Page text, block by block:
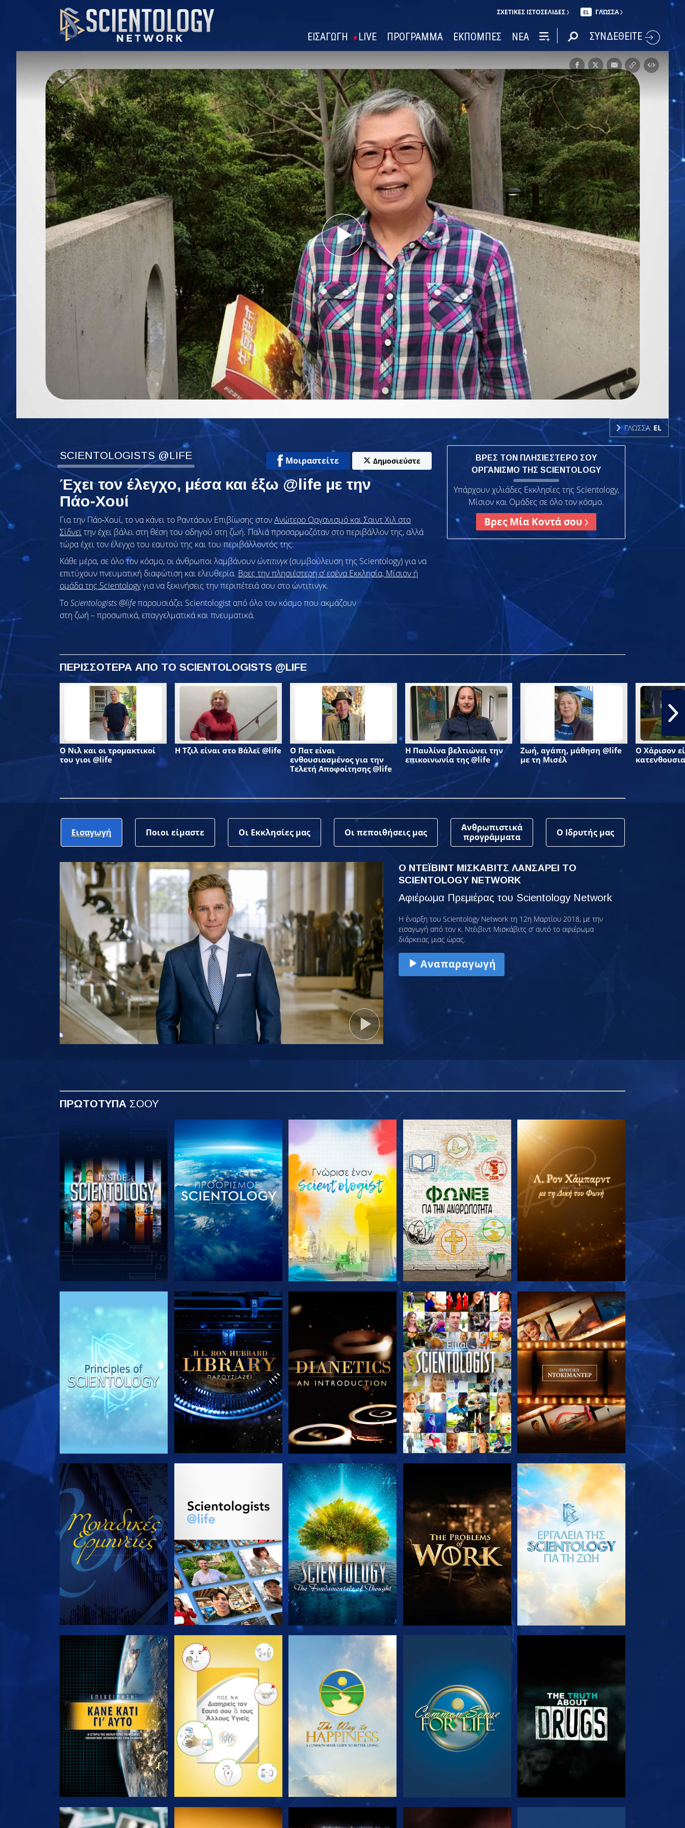
ΣΧΕΤΙΚΈΣ ΙΣΤΟΣΕΛΊΔΕΣ EL ΓΛΩΣΣΑ
ΕΙΣΑΓΩΓΗ LIVE ΠΡΟΓΡΑΜΜΑ ΕΚΠΟΜΠΕΣ ΝΕΑ ΣΥΝΔΕΘΕΙΤΕ
Play
Video
ΓΛΩΣΣΑ: EL
SCIENTOLOGISTS @LIFE Μοιραστείτε Δημοσιεύστε
Έχει τον έλεγχο, μέσα και έξω @life με την
Πάο‑Χουί
Για την Πάο‑Χουί, το να κάνει το Ραντάουν Επιβίωσης στονΑνώτερο Οργανισμό και Σαιντ Χιλ στο
Σίδνεϊτην έχει βάλει στη θέση του οδηγού στη ζωή. Παλιά προσαρμοζόταν στο περιβάλλον της, αλλά
τώρα έχει τον έλεγχο του εαυτού της και του περιβάλλοντός της.
Κάθε μέρα, σε όλο τον κόσμο, οι άνθρωποι λαμβάνουνώντιτινγκ(συμβούλευση της Scientology) για να
επιτύχουν πνευματική διαφώτιση και ελευθερία. Βρες την πλησιέστερη σ’ εσένα Εκκλησία, Μίσιον ή
ομάδα της Scientologyγια να ξεκινήσεις την περιπέτειά σου στο ώντιτινγκ.
ΤοScientologists @lifeπαρουσιάζει Scientologist από όλο τον κόσμο που ακμάζουν
στη ζωή – προσωπικά,επαγγελματικά και πνευματικά.
ΒΡΕΣ ΤΟΝ ΠΛΗΣΙΕΣΤΕΡΟ ΣΟΥ
ΟΡΓΑΝΙΣΜΟ ΤΗΣ SCIENTOLOGY
Υπάρχουν χιλιάδες Εκκλησίες της Scientology,
Μίσιον και Ομάδες σε όλο τον κόσμο.
Βρες Μία Κοντά σου
ΠΕΡΙΣΣΟΤΕΡΑ ΑΠΟ ΤΟ SCIENTOLOGISTS @LIFE
Ο Νιλ και οι τρομακτικοί
του γιοι @life
Η Τζιλ είναι στο Βάλεϊ @life
Ο Πατ είναι
ενθουσιασμένος για την
Τελετή Αποφοίτησης @life
Η Παυλίνα βελτιώνει την
επικοινωνία της @life
Ζωή, αγάπη, μάθηση @life
με τη Μισέλ
Ο Χάρισον
Εισαγωγή Ποιοι είμαστε Οι Εκκλησίες μας Οι πεποιθήσεις μας
Ανθρωπιστικά
προγράμματα
Ο Ιδρυτής μας
Ο ΝΤΕΪΒΙΝΤ ΜΙΣΚΑΒΙΤΣ ΛΑΝΣΑΡΕΙ ΤΟ
SCIENTOLOGY NETWORK
Αφιέρωμα Πρεμιέρας του Scientology Network
Η έναρξη του Scientology Network τη 12η Μαρτίου 2018, με την
εισαγωγή από τον κ. Ντέιβιντ Μισκάβιτς σ’ αυτό το αφιέρωμα
διάρκειας μιας ώρας.
Αναπαραγωγή
ΠΡΩΤΟΤΥΠΑ ΣΟΟΥ
ΕΞΕΡΕΥΝΗΣΤΕ ΤΗ ΣΕΙΡΑ ΕΞΕΡΕΥΝΗΣΤΕ ΤΗ ΣΕΙΡΑ ΕΞΕΡΕΥΝΗΣΤΕ ΤΗ ΣΕΙΡΑ ΕΞΕΡΕΥΝΗΣΤΕ ΤΗ ΣΕΙΡΑ ΕΞΕΡΕΥΝΗΣΤΕ ΤΗ ΣΕΙΡΑ
ΠΑΡΑΚΟΛΟΥΘΗΣΤΕ ΠΑΡΑΚΟΛΟΥΘΗΣΤΕ ΕΞΕΡΕΥΝΗΣΤΕ ΤΗ ΣΕΙΡΑ ΕΞΕΡΕΥΝΗΣΤΕ ΤΗ ΣΕΙΡΑ
ΕΞΕΡΕΥΝΗΣΤΕ ΤΗ ΣΕΙΡΑ ΕΞΕΡΕΥΝΗΣΤΕ ΤΗ ΣΕΙΡΑ